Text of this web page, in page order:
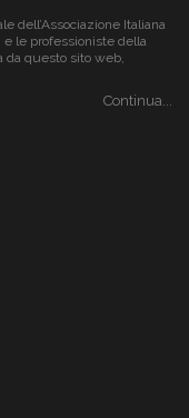
dell’Associazione Italiana
e le professioniste della
da questo sito web,
Continua...